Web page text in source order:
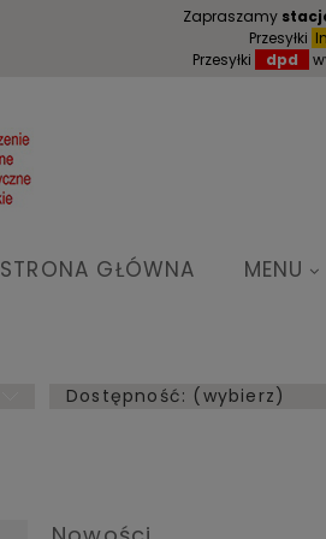
Zapraszamy
Przesyłki
Przesyłki dpd
STRONA GŁÓWNA MENU
Dostępność: (wybierz)